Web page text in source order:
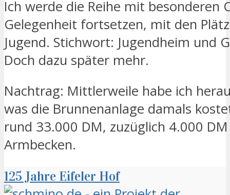
Ich werde die Reihe mit besonderen
Gelegenheit fortsetzen, mit den
Jugend. Stichwort: Jugendheim und
Doch dazu später mehr.
Nachtrag: Mittlerweile habe ich
was die Brunnenanlage damals
rund 33.000 DM, zuzüglich 4.000
Armbecken.
125 Jahre Eifeler Hof